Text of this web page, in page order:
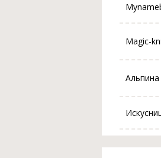
Magic-
Альпина